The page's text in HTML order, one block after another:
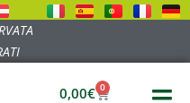
0,00€ 0